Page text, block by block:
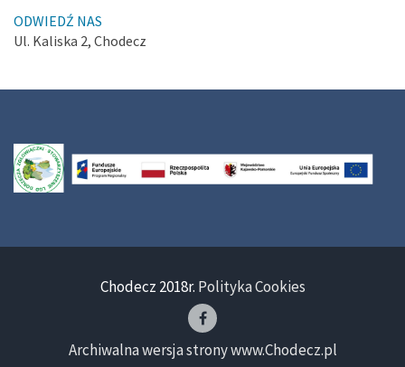
ODWIEDŹ NAS
Ul. Kaliska 2, Chodecz
Chodecz 2018r. Polityka Cookies
Archiwalna wersja strony www.Chodecz.pl